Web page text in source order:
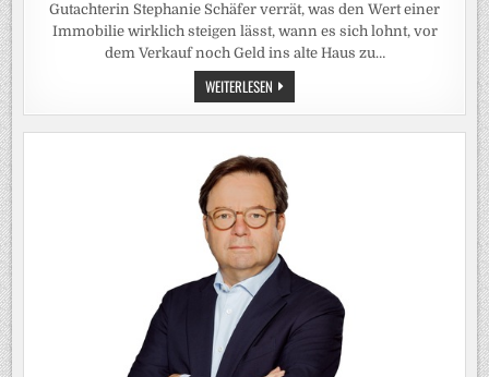
Gutachterin Stephanie Schäfer verrät, was den Wert einer
Immobilie wirklich steigen lässt, wann es sich lohnt, vor
dem Verkauf noch Geld ins alte Haus zu…
WEITERLESEN VOR
DEM
HAUSVERKAUF:
„EIGENTÜMER
IHRE
HÄUSER
OFT
VIEL
ZU
HOCH“